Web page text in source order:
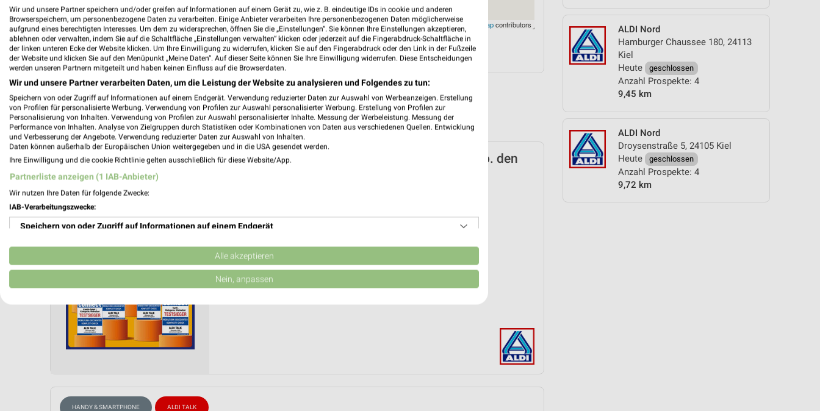
ALDI Nord
Hamburger Chaussee 180, 24113
Kiel
Heute
geschlossen
Anzahl Prospekte: 4
9,45 km
ALDI Nord
Droysenstraße 5, 24105 Kiel
Heute
geschlossen
Anzahl Prospekte: 4
9,72 km
Leaflet |©OpenStreetMapcontributors
ÖPNV ANZEIGEN LADESÄULEN ANZEIGEN NAVIGATION MIT GOOGLE/IOS MAPS
Aktuelle Angebote in dieser Filiale
Anzahl Prospekte: 4
Letztes Prospektupdate: vor 14 Stunden
ALDI Nord Prospekt für Schwentinental ab Do. den
📅 Kalendereintrag erstellen
PROSPEKT BLÄTTERN
HANDY & SMARTPHONE ALDI TALK
Wir und unsere Partner speichern und/oder greifen auf Informationen auf einem Gerät zu, wie z. B. eindeutige IDs in cookie und anderen
Browserspeichern, um personenbezogene Daten zu verarbeiten. Einige Anbieter verarbeiten Ihre personenbezogenen Daten möglicherweise
aufgrund eines berechtigten Interesses. Um dem zu widersprechen, öffnen Sie die „Einstellungen“. Sie können Ihre Einstellungen akzeptieren,
ablehnen oder verwalten, indem Sie auf die Schaltfläche „Einstellungen verwalten“ klicken oder jederzeit auf die Fingerabdruck-Schaltfläche in
der linken unteren Ecke der Website klicken. Um Ihre Einwilligung zu widerrufen, klicken Sie auf den Fingerabdruck oder den Link in der Fußzeile
der Website und klicken Sie auf den Menüpunkt „Meine Daten“. Auf dieser Seite können Sie Ihre Einwilligung widerrufen. Diese Entscheidungen
werden unseren Partnern mitgeteilt und haben keinen Einfluss auf die Browserdaten.
Wir und unsere Partner verarbeiten Daten, um die Leistung der Website zu analysieren und Folgendes zu tun:
Speichern von oder Zugriff auf Informationen auf einem Endgerät. Verwendung reduzierter Daten zur Auswahl von Werbeanzeigen. Erstellung
von Profilen für personalisierte Werbung. Verwendung von Profilen zur Auswahl personalisierter Werbung. Erstellung von Profilen zur
Personalisierung von Inhalten. Verwendung von Profilen zur Auswahl personalisierter Inhalte. Messung der Werbeleistung. Messung der
Performance von Inhalten. Analyse von Zielgruppen durch Statistiken oder Kombinationen von Daten aus verschiedenen Quellen. Entwicklung
und Verbesserung der Angebote. Verwendung reduzierter Daten zur Auswahl von Inhalten.
Daten können außerhalb der Europäischen Union weitergegeben und in die USA gesendet werden.
Ihre Einwilligung und die cookie Richtlinie gelten ausschließlich für diese Website/App.
Partnerliste anzeigen (1 IAB-Anbieter)
Wir nutzen Ihre Daten für folgende Zwecke:
IAB-Verarbeitungszwecke:
Speichern von oder Zugriff auf Informationen auf einem Endgerät
Verwendung reduzierter Daten zur Auswahl von Werbeanzeigen
Erstellung von Profilen für personalisierte Werbung
Erstellung von Profilen zur Personalisierung von Inhalten
Verwendung von Profilen zur Auswahl personalisierter Inhalte
Messung der Performance von Inhalten
Alle akzeptieren
Nein, anpassen